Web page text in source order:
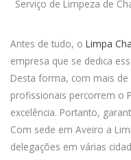
Serviço de Limpeza de
Antes de tudo, o Limpa
empresa que se dedica
Desta forma, com mais
profissionais percorrem o
excelência. Portanto,
Com sede em Aveiro a
delegações em várias